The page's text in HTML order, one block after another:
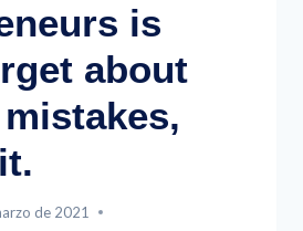
is
about
de 2021